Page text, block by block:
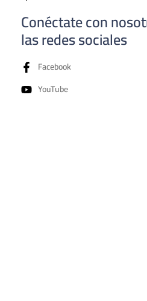
Conéctate con
las redes sociales
Facebook
YouTube